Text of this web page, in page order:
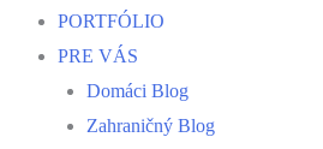
PORTFÓLIO
PRE VÁS
Domáci Blog
Zahraničný Blog